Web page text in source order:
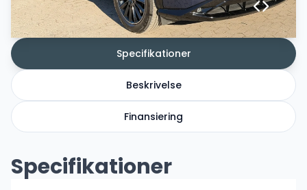
Specifikationer
Beskrivelse
Finansiering
Specifikationer